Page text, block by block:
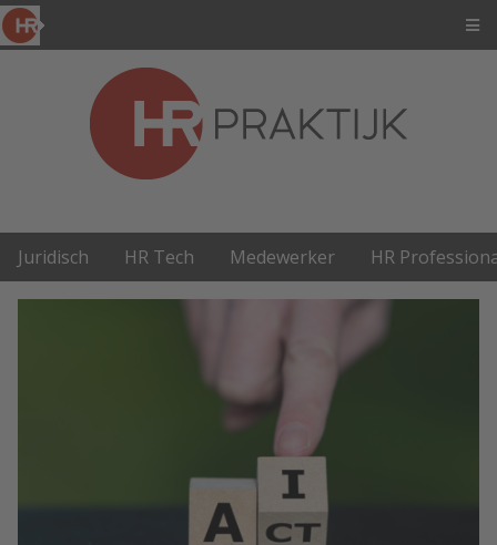
Juridisch HR Tech Medewerker HR